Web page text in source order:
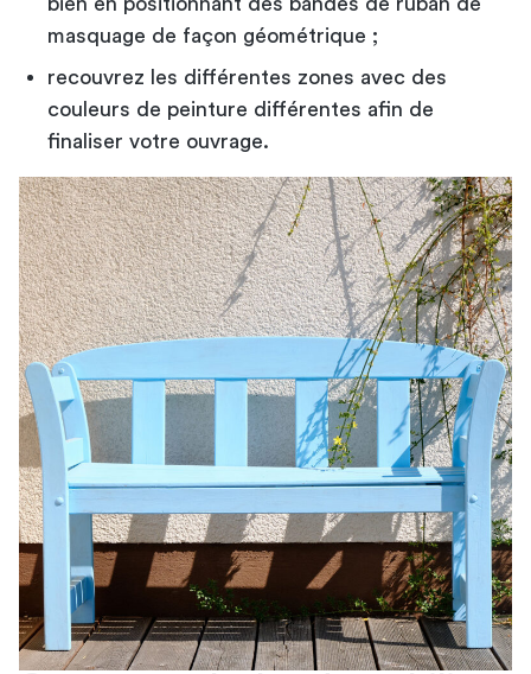
masquage de façon géométrique ;
recouvrez les différentes zones avec des
couleurs de peinture différentes afin de
finaliser votre ouvrage.